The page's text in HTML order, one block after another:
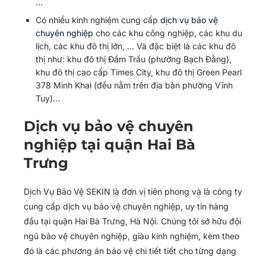
…
Có nhiều kinh nghiệm cung cấp dịch vụ bảo vệ
chuyên nghiệp cho các khu công nghiệp, các khu du
lịch, các khu đô thị lớn, … Và đặc biệt là các khu đô
thị như: khu đô thị Đầm Trấu (phường Bạch Đằng),
khu đô thị cao cấp Times City, khu đô thị Green Pearl
378 Minh Khai (đều nằm trên địa bàn phường Vĩnh
Tuy)…
Dịch vụ bảo vệ chuyên
nghiệp tại quận Hai Bà
Trưng
Dịch Vụ Bảo Vệ SEKIN là đơn vị tiên phong và là công ty
cung cấp dịch vụ bảo vệ chuyên nghiệp, uy tín hàng
đầu tại quận Hai Bà Trưng, Hà Nội. Chúng tôi sở hữu đội
ngũ bảo vệ chuyên nghiệp, giàu kinh nghiệm, kèm theo
đó là các phương án bảo vệ chi tiết tiết cho từng dạng